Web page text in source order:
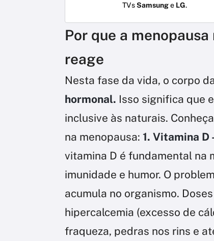
TVsSamsunge LG.
Por que a
reage
Nesta fase da vida, o corpo
hormonal. Isso significa que
inclusive às naturais.
na menopausa: 1. Vitamina D
vitamina D é fundamental na
imunidade e humor. O
acumula no organismo.
hipercalcemia (excesso de
fraqueza, pedras nos rins e